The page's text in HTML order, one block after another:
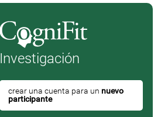
Investigación
crear una cuenta para un nuevo
participante